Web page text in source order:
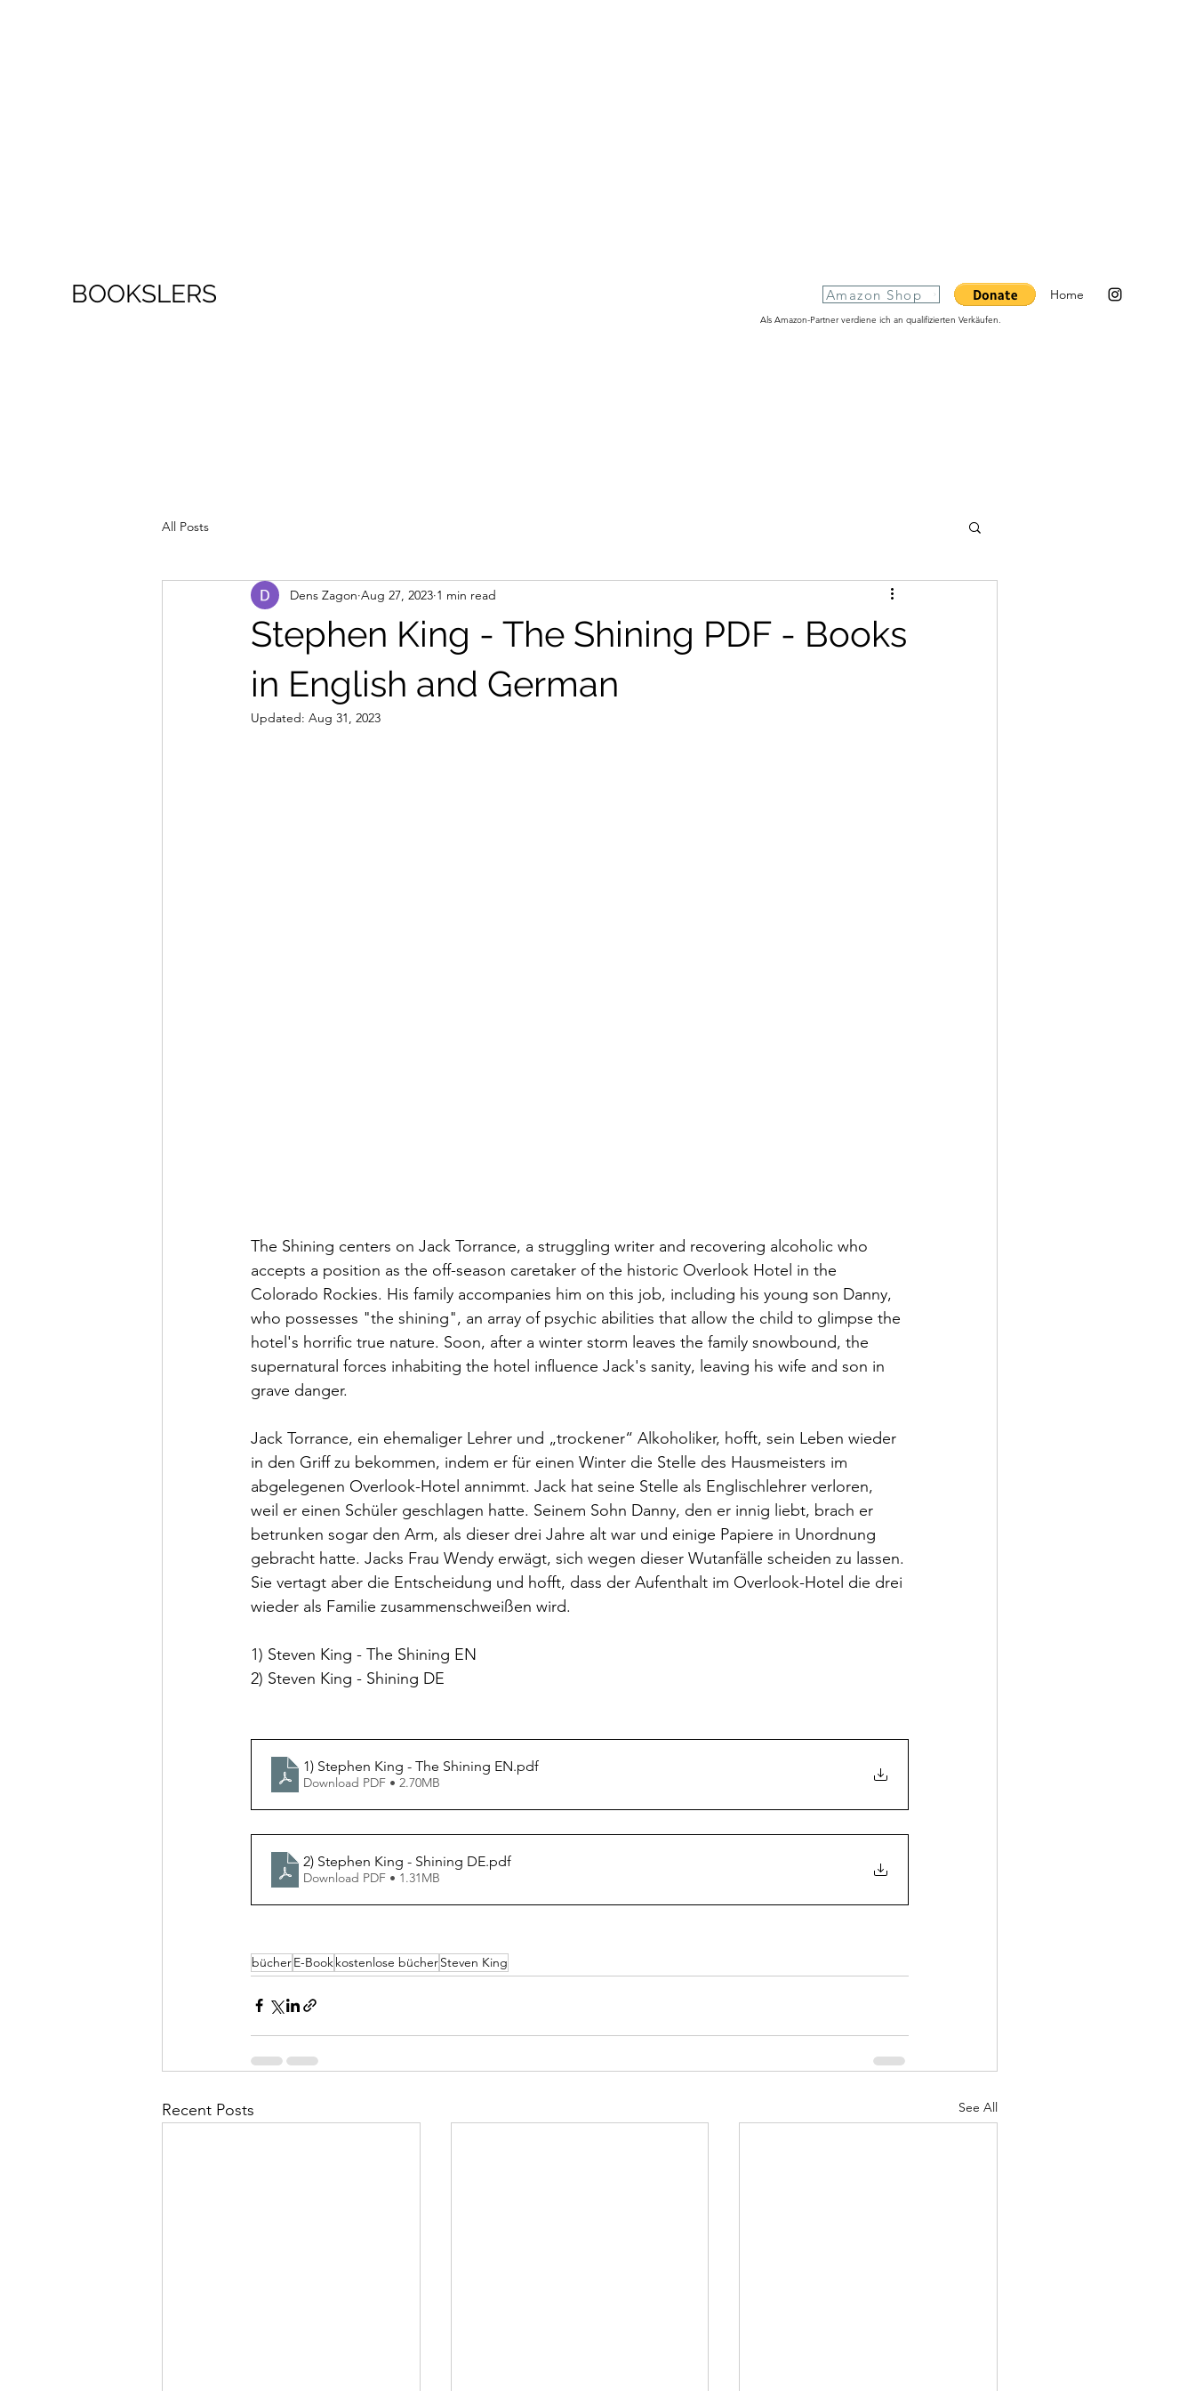
BOOKSLERS Home
Amazon Shop
Als Amazon-Partner verdiene ich an qualifizierten Verkäufen.
All Posts
Stephen King - The Shining PDF - Books
in English and German
Dens Zagon Aug 27, 2023 1 min read
Updated: Aug 31, 2023
The Shining centers on Jack Torrance, a struggling writer and recovering alcoholic who
accepts a position as the off-season caretaker of the historic Overlook Hotel in the
Colorado Rockies. His family accompanies him on this job, including his young son Danny,
who possesses "the shining", an array of psychic abilities that allow the child to glimpse the
hotel's horrific true nature. Soon, after a winter storm leaves the family snowbound, the
supernatural forces inhabiting the hotel influence Jack's sanity, leaving his wife and son in
grave danger.
Jack Torrance, ein ehemaliger Lehrer und „trockener“ Alkoholiker, hofft, sein Leben wieder
in den Griff zu bekommen, indem er für einen Winter die Stelle des Hausmeisters im
abgelegenen Overlook-Hotel annimmt. Jack hat seine Stelle als Englischlehrer verloren,
weil er einen Schüler geschlagen hatte. Seinem Sohn Danny, den er innig liebt, brach er
betrunken sogar den Arm, als dieser drei Jahre alt war und einige Papiere in Unordnung
gebracht hatte. Jacks Frau Wendy erwägt, sich wegen dieser Wutanfälle scheiden zu lassen.
Sie vertagt aber die Entscheidung und hofft, dass der Aufenthalt im Overlook-Hotel die drei
wieder als Familie zusammenschweißen wird.
1) Steven King - The Shining EN
2) Steven King - Shining DE
1) Stephen King - The Shining EN.pdf
Download PDF • 2.70MB
2) Stephen King - Shining DE.pdf
Download PDF • 1.31MB
bücherE-Book kostenlose bücherSteven King
Recent Posts See All